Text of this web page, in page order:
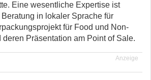
Eine wesentliche Expertise ist
in lokaler Sprache für
für Food und Non-
deren Präsentation am Point of Sale.
Anzeige